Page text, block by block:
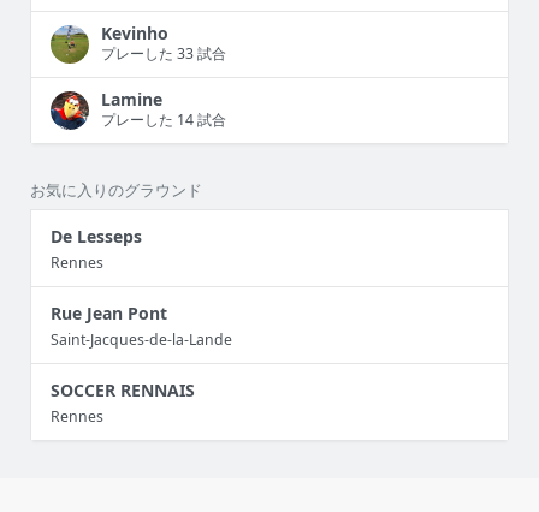
Kevinho
プレーした 33 試合
Lamine
プレーした 14 試合
お気に入りのグラウンド
De Lesseps
Rennes
Rue Jean Pont
Saint-Jacques-de-la-Lande
SOCCER RENNAIS
Rennes